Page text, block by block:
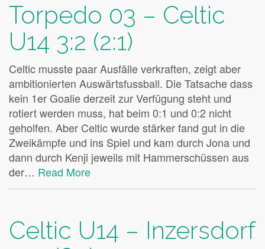
Torpedo 03 – Celtic
U14 3:2 (2:1)
Celtic musste paar Ausfälle verkraften, zeigt aber
ambitionierten Auswärtsfussball. Die Tatsache dass
kein 1er Goalie derzeit zur Verfügung steht und
rotiert werden muss, hat beim 0:1 und 0:2 nicht
geholfen. Aber Celtic wurde stärker fand gut in die
Zweikämpfe und ins Spiel und kam durch Jona und
dann durch Kenji jeweils mit Hammerschüssen aus
der… Read More
Celtic U14 – Inzersdorf